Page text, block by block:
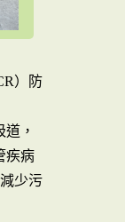
）防
，
疾病
少污